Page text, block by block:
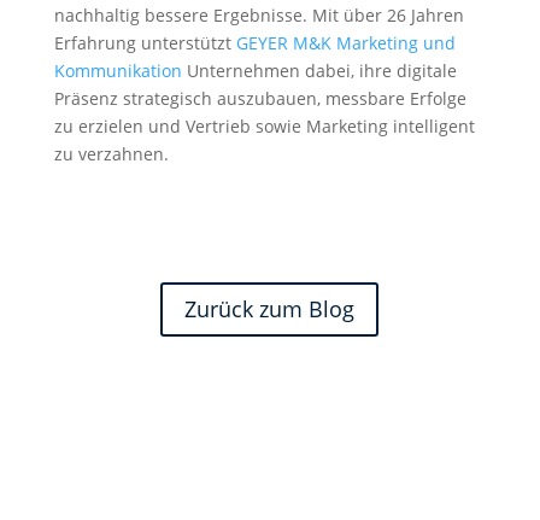
nachhaltig bessere Ergebnisse. Mit über 26 Jahren
Erfahrung unterstützt GEYER M&K Marketing und
Kommunikation Unternehmen dabei, ihre digitale
Präsenz strategisch auszubauen, messbare Erfolge
zu erzielen und Vertrieb sowie Marketing intelligent
zu verzahnen.
Zurück zum Blog